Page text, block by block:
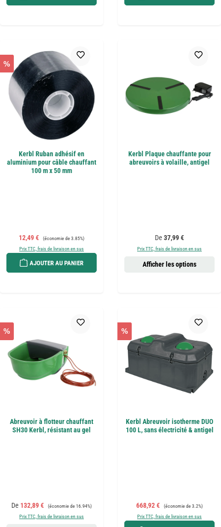
%
Kerbl Ruban adhésif en
aluminium pour câble chauffant
100 m x 50 mm
Prix de vente :
12,49 € Prix régulier :
(économie de 3.85%)
Prix TTC, frais de livraison en sus
AJOUTER AU PANIER
Kerbl Plaque chauffante pour
abreuvoirs à volaille, antigel
Prix régulier :
De 37,99 €
Prix TTC, frais de livraison en sus
Afficher les options
%
Abreuvoir à flotteur chauffant
SH30 Kerbl, résistant au gel
Prix de vente :
De 132,89 € Prix régulier :
(économie de 16.94%)
Prix TTC, frais de livraison en sus
%
Kerbl Abreuvoir isotherme DUO
100 L, sans électricité & antigel
Prix de vente :
668,92 € Prix régulier :
(économie de 3.2%)
Prix TTC, frais de livraison en sus